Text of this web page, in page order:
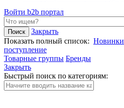
Войти b2b портал
Закрыть
Показать полный список: Новинки
поступление
Товарные группы Бренды
Закрыть
Быстрый поиск по категориям: